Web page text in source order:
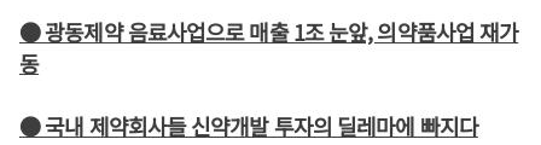
● 광동제약 음료사업으로 매출 1조 눈앞, 의약품사업 재가
동
● 국내 제약회사들 신약개발 투자의 딜레마에 빠지다